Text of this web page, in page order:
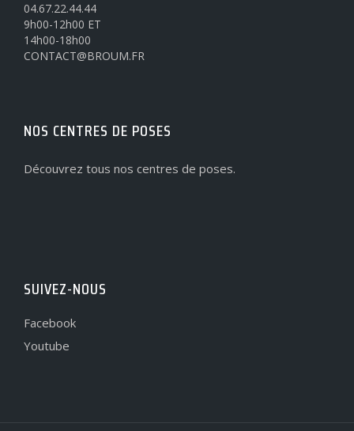
04.67.22.44.44
9h00-12h00 ET
14h00-18h00
CONTACT@BROUM.FR
NOS CENTRES DE POSES
Découvrez tous nos centres de poses.
SUIVEZ-NOUS
Facebook
Youtube